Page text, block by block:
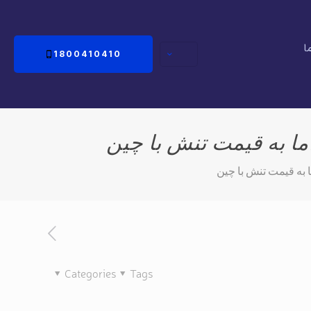
1800410410
به قیمت تنش با چین
به قیمت تنش با چین
Categories Tags